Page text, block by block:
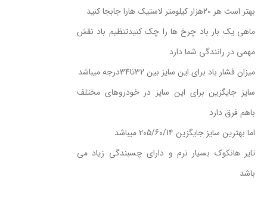
بهتر است هر 20هزار کیلومتر لاستیک هارا جابجا کنید
ماهی یک بار باد چرخ ها را چک کنیدتنظیم باد نقش
مهمی در رانندگی شما دارد
میزان فشار باد برای این سایز بین 32تا34درجه میباشد
سایز جایگزین برای این سایز در خودروهای مختلف
باهم فرق دارد
اما بهترین سایز جایگزین 205/60/14 میباشد
تایر هانکوک بسیار نرم و دارای چسبندگی زیاد می
باشد